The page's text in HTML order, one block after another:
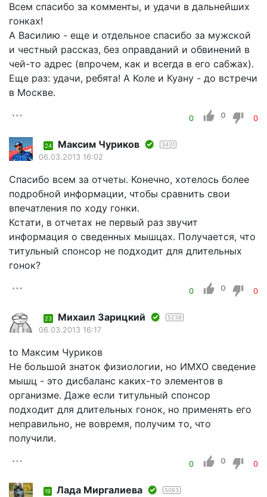
Всем спасибо за комменты, и удачи в дальнейших
гонках!
А Василию - еще и отдельное спасибо за мужской
и честный рассказ, без оправданий и обвинений в
чей-то адрес (впрочем, как и всегда в его сабжах).
Еще раз: удачи, ребята! А Коле и Куану - до встречи
в Москве.
0 0 0
24 Максим Чуриков 3431
06.03.2013 16:02
Спасибо всем за отчеты. Конечно, хотелось более
подробной информации, чтобы сравнить свои
впечатления по ходу гонки.
Кстати, в отчетах не первый раз звучит
информация о сведенных мышцах. Получается, что
титульный спонсор не подходит для длительных
гонок?
0 0 0
23 Михаил Зарицкий 5238
06.03.2013 16:17
to Максим Чуриков
Не большой знаток физиологии, но ИМХО сведение
мышц - это дисбаланс каких-то элементов в
организме. Даже если титульный спонсор
подходит для длительных гонок, но применять его
неправильно, не вовремя, получим то, что
получили.
0 0 0
19 Лада Миргалиева 5063